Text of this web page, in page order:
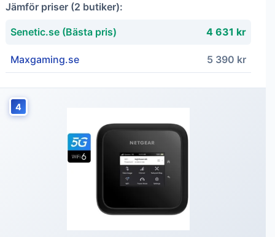
Jämför priser (2 butiker):
Senetic.se (Bästa pris) 4 631 kr
Maxgaming.se 5 390 kr
4